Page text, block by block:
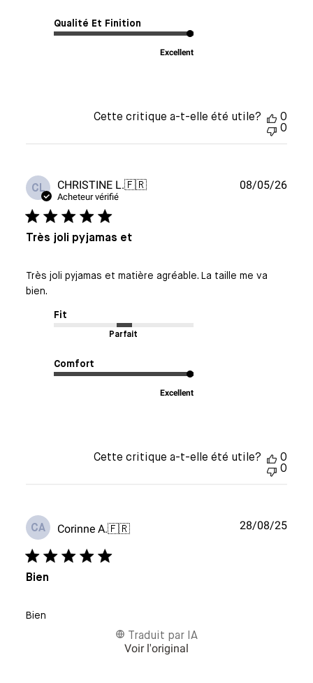
Qualité Et Finition
Excellent
Cette critique a-t-elle été utile?
0
0
CL CHRISTINE L.🇫🇷
Acheteur vérifié
Très joli pyjamas et
Très joli pyjamas et matière agréable. La taille me va
bien.
Fit
Parfait
Comfort
Excellent
Date
08/05/26
Cette critique a-t-elle été utile?
0
0
CA Corinne A.🇫🇷
Bien
Bien
Traduit par IA
Voir l'original
Date
28/08/25